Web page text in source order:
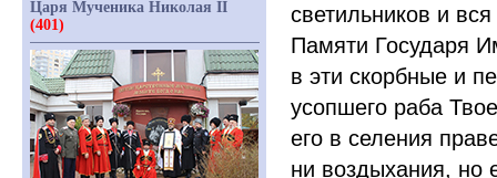
светильников и
Памяти Государя
в эти скорбные и
усопшего раба
его в селения
ни воздыхания, но
Царя Мученика Николая II
(401)